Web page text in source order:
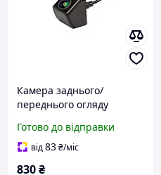
Камера заднього/
переднього огляду
DS
Готово до відправки
від83₴/міс
830₴